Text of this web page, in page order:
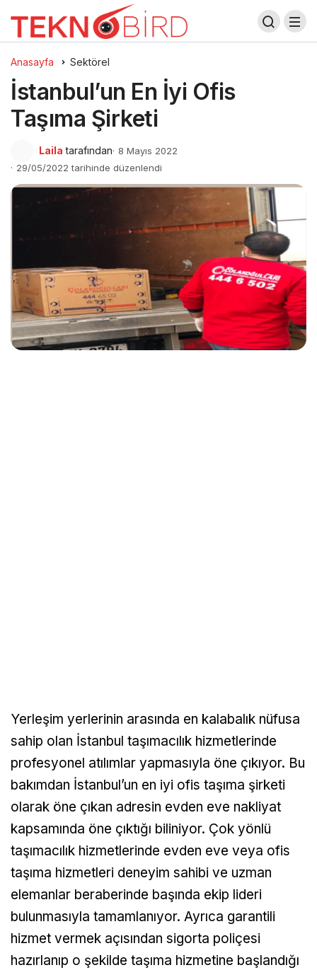
Anasayfa Sektörel
İstanbul’un En İyi Ofis
Taşıma Şirketi
Laila tarafından
8 Mayıs 2022
29/05/2022 tarihinde düzenlendi
Yerleşim yerlerinin arasında en kalabalık nüfusa
sahip olan İstanbul taşımacılık hizmetlerinde
profesyonel atılımlar yapmasıyla öne çıkıyor. Bu
bakımdan İstanbul’un en iyi ofis taşıma şirketi
olarak öne çıkan adresin evden eve nakliyat
kapsamında öne çıktığı biliniyor. Çok yönlü
taşımacılık hizmetlerinde evden eve veya ofis
taşıma hizmetleri deneyim sahibi ve uzman
elemanlar beraberinde başında ekip lideri
bulunmasıyla tamamlanıyor. Ayrıca garantili
hizmet vermek açısından sigorta poliçesi
hazırlanıp o şekilde taşıma hizmetine başlandığı